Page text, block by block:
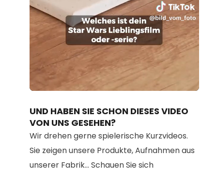
100.00%
UND HABEN SIE SCHON DIESES VIDEO
VON UNS GESEHEN?
Wir drehen gerne spielerische Kurzvideos.
Sie zeigen unsere Produkte, Aufnahmen aus
unserer Fabrik... Schauen Sie sich